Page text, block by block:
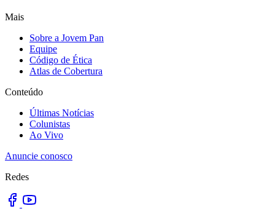
Mais
Sobre a Jovem Pan
Equipe
Código de Ética
Atlas de Cobertura
Conteúdo
Últimas Notícias
Colunistas
Ao Vivo
Anuncie conosco
Redes